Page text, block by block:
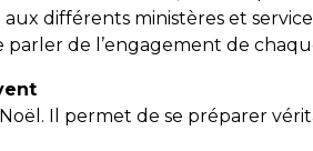
différents ministères et
parler de l’engagement de
Il permet de se préparer